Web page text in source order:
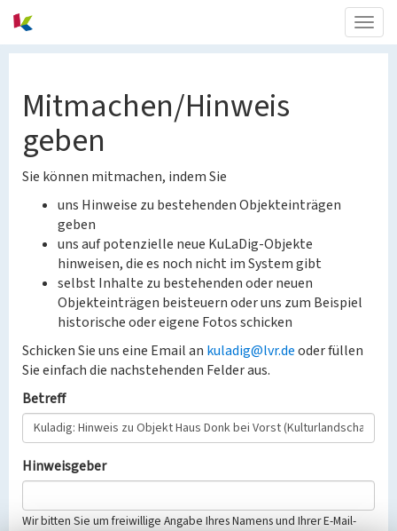
Mitmachen/Hinweis
geben
Sie können mitmachen, indem Sie
uns Hinweise zu bestehenden Objekteinträgen
geben
uns auf potenzielle neue KuLaDig-Objekte
hinweisen, die es noch nicht im System gibt
selbst Inhalte zu bestehenden oder neuen
Objekteinträgen beisteuern oder uns zum Beispiel
historische oder eigene Fotos schicken
Schicken Sie uns eine Email an kuladig@lvr.deoder füllen
Sie einfach die nachstehenden Felder aus.
Betreff
Hinweisgeber
Wir bitten Sie um freiwillige Angabe Ihres Namens und Ihrer E-Mail-